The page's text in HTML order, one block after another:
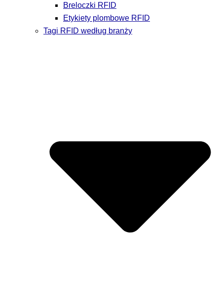
Breloczki RFID
Etykiety plombowe RFID
Tagi RFID według branży